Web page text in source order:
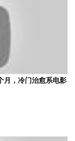
月，冷门治愈系电影